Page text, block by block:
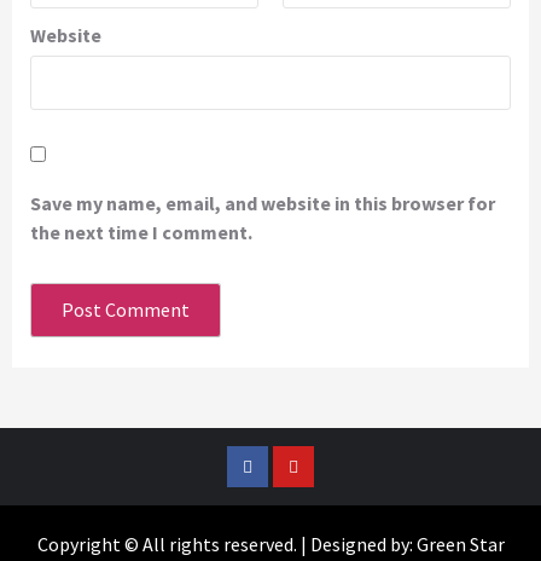
Website
Save my name, email, and website in this browser for
the next time I comment.
FacebookYouTube
Copyright © All rights reserved. | Designed by: Green Star